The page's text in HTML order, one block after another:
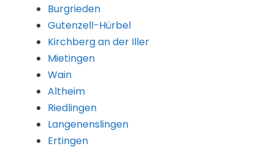
Burgrieden
Gutenzell-Hürbel
Kirchberg an der Iller
Mietingen
Wain
Altheim
Riedlingen
Langenenslingen
Ertingen